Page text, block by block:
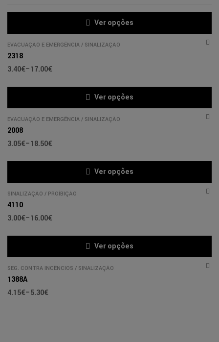
Ver opções
EVACUAÇÃO E EMERGÊNCIA / SINALIZAÇÃO
2318
3.40€–17.00€
Ver opções
EVACUAÇÃO E EMERGÊNCIA / SINALIZAÇÃO
2008
3.05€–18.50€
Ver opções
SINALIZAÇÃO / PROÍBIÇÃO
4110
3.00€–16.00€
Ver opções
SEG. CONTRA INCÊNCIOS / SINALIZAÇÃO
1388A
4.15€–5.30€